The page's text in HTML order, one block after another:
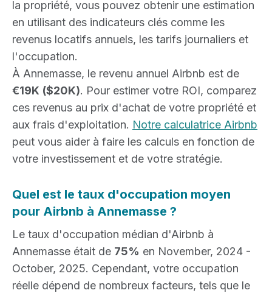
la propriété, vous pouvez obtenir une estimation
en utilisant des indicateurs clés comme les
revenus locatifs annuels, les tarifs journaliers et
l'occupation.
À Annemasse, le revenu annuel Airbnb est de
€19K ($20K). Pour estimer votre ROI, comparez
ces revenus au prix d'achat de votre propriété et
aux frais d'exploitation. Notre calculatrice Airbnb
peut vous aider à faire les calculs en fonction de
votre investissement et de votre stratégie.
Quel est le taux d'occupation moyen
pour Airbnb à Annemasse ?
Le taux d'occupation médian d'Airbnb à
Annemasse était de 75% en November, 2024 -
October, 2025. Cependant, votre occupation
réelle dépend de nombreux facteurs, tels que le